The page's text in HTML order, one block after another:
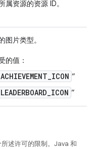
属资源的资源 ID。
图片类型。
的值：
ACHIEVEMENT_ICON ”
LEADERBOARD_ICON ”
述许可的限制。Java 和